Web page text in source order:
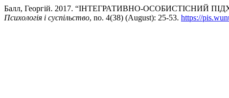
Балл, Георгій. 2017. “ІНТЕГРАТИВНО-ОСОБИСТІСНИЙ
Психологія і суспільство, no. 4(38) (August): 25-53. https://